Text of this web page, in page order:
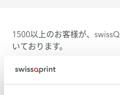
1500以上のお客様が、
いております。